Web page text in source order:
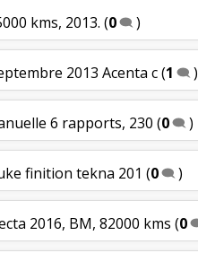
kms, 2013. (0 )
2013 Acenta c(1 )
6 rapports, 230 (0 )
finition tekna 201 (0 )
2016, BM, 82000 kms (0